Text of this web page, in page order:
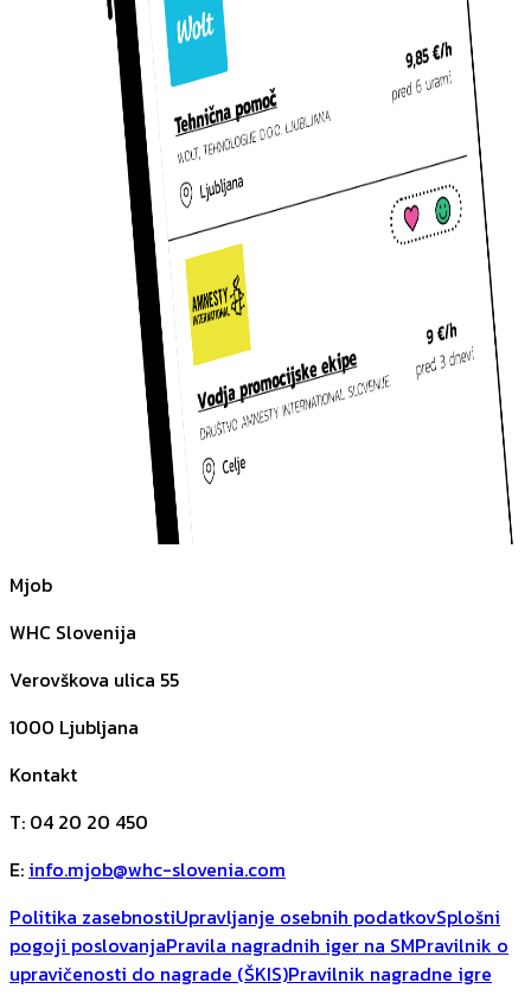
Mjob
WHC Slovenija
Verovškova ulica 55
1000 Ljubljana
Kontakt
T: 04 20 20 450
E: info.mjob@whc-slovenia.com
Politika zasebnostiUpravljanje osebnih podatkovSplošni
pogoji poslovanjaPravila nagradnih iger na SMPravilnik o
upravičenosti do nagrade (ŠKIS)Pravilnik nagradne igre